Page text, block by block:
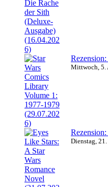
Rezension:
Mittwoch, 5.
Rezension:
Dienstag,